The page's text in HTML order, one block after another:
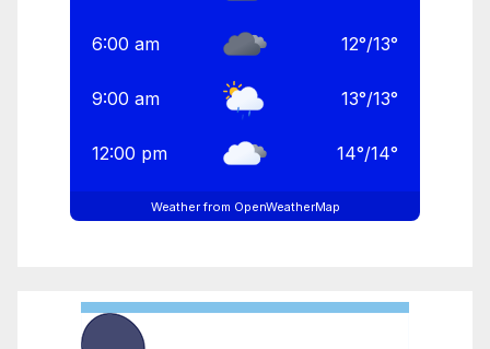
6:00 am 12°/13°
9:00 am 13°/13°
12:00 pm 14°/14°
Weather from OpenWeatherMap